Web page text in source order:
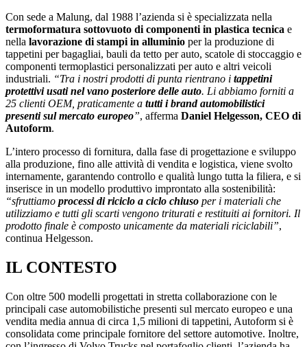
Con sede a Malung, dal 1988 l’azienda si è specializzata nella
termoformatura sottovuoto di componenti in plastica tecnica e
nella lavorazione di stampi in alluminio per la produzione di
tappetini per bagagliai, bauli da tetto per auto, scatole di stoccaggio e
componenti termoplastici personalizzati per auto e altri veicoli
industriali. “Tra i nostri prodotti di punta rientrano i tappetini
protettivi usati nel vano posteriore delle auto. Li abbiamo forniti a
25 clienti OEM, praticamente a tutti i brand automobilistici
presenti sul mercato europeo”, afferma Daniel Helgesson, CEO di
Autoform.
L’intero processo di fornitura, dalla fase di progettazione e sviluppo
alla produzione, fino alle attività di vendita e logistica, viene svolto
internamente, garantendo controllo e qualità lungo tutta la filiera, e si
inserisce in un modello produttivo improntato alla sostenibilità:
“sfruttiamo processi di riciclo a ciclo chiuso per i materiali che
utilizziamo e tutti gli scarti vengono triturati e restituiti ai fornitori. Il
prodotto finale è composto unicamente da materiali riciclabili”,
continua Helgesson.
IL CONTESTO
Con oltre 500 modelli progettati in stretta collaborazione con le
principali case automobilistiche presenti sul mercato europeo e una
vendita media annua di circa 1,5 milioni di tappetini, Autoform si è
consolidata come principale fornitore del settore automotive. Inoltre,